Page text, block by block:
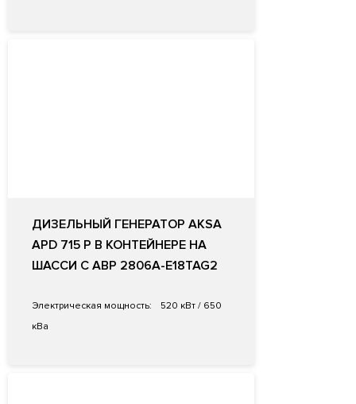
ДИЗЕЛЬНЫЙ ГЕНЕРАТОР AKSA
APD 715 P В КОНТЕЙНЕРЕ НА
ШАССИ С АВР 2806A-E18TAG2
Электрическая мощность:
520 кВт / 650
кВа